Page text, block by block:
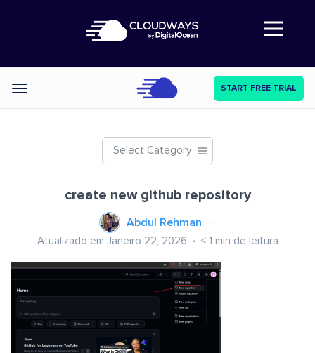
Abre a navegação
Categories START FREE TRIAL
Select Category
create new github repository
Abdul Rehman
Atualizado em Janeiro 22, 2026 < 1 min de leitura